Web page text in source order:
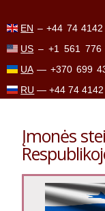
EN –+44 74
US –+1 561 776
UA—+370 699
RU —+44 74
Įmonės